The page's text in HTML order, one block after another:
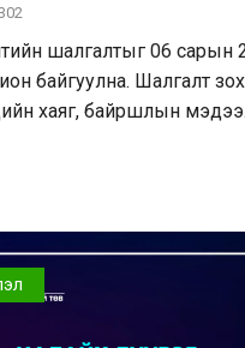
шалгалтыг 06 сарын
байгуулна. Шалгалт
хаяг, байршлын